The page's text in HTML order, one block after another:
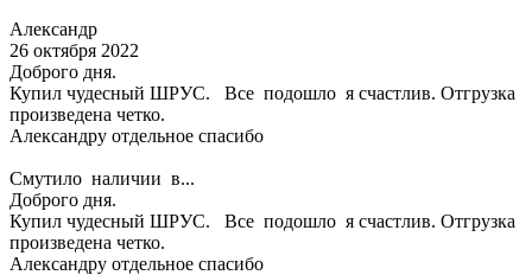
Александр
26 октября 2022
Доброго дня.
Купил чудесный ШРУС. Все подошло я счастлив. Отгрузка
произведена четко.
Александру отдельное спасибо
Смутило наличии в...
Доброго дня.
Купил чудесный ШРУС. Все подошло я счастлив. Отгрузка
произведена четко.
Александру отдельное спасибо